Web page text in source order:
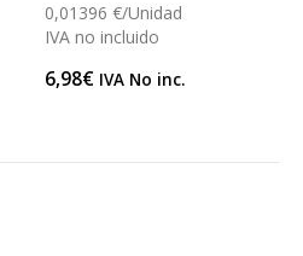
0,01396 €/Unidad
IVA no incluido
6,98€ IVA No inc.